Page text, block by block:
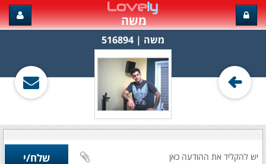
משה
משה‏ | 516894